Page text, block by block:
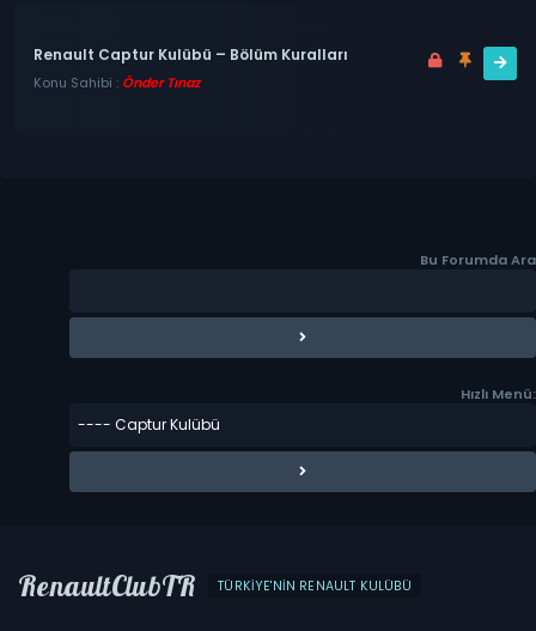
Renault Captur Kulübü – Bölüm Kuralları
Konu Sahibi : Önder Tınaz
Bu Forumda Ara
Hızlı Menü:
RenaultClubTR TÜRKIYE'NIN RENAULT KULÜBÜ